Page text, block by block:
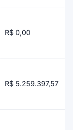
R$ 0,00
R$ 5.259.397,57